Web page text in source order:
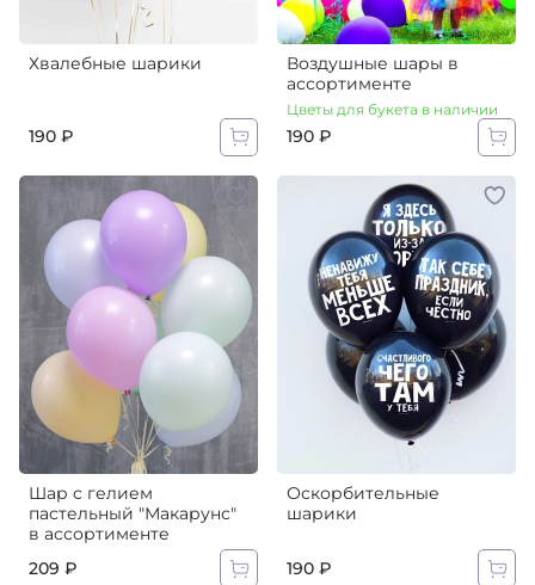
Хвалебные шарики
190 ₽
Воздушные шары в
ассортименте
Цветы для букета в наличии
190 ₽
Шар с гелием
пастельный "Макарунс"
в ассортименте
209 ₽
Оскорбительные
шарики
190 ₽